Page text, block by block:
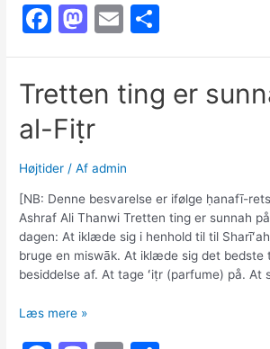
hue
på
beder
F
a
c
e
b
o
o
k
M
a
o
d
o
n
E
m
ai
l
h
e
Tretten ting er
al-Fiṭr
Højtider / Afadmin
[NB: Denne besvarelse er ifølge ḥanafī-
Ashraf Ali Thanwi Tretten ting er sunnah
dagen: At iklæde sig i henhold til til
bruge en miswāk. At iklæde sig det bedste
besiddelse af. At tage ʻiṭr (parfume) på. At
Tretten
Læs mere »